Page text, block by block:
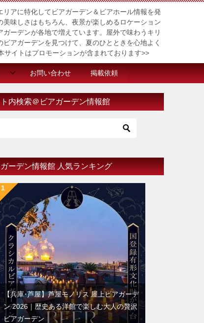
アに特化してビアガーデン＆ビアホール情報を発
味しさはもちろん、夜景が楽しめるロケーション
ーデンが各地で増えています。屋外で味わうキリ
アガーデンを見つけて、夏のひとときを心地よく
サイトはプロモーションが含まれております>>
お問い合わせ 掲載依頼
内検索＠ビアガーデン情報館
ーデン情報館 人気ランキング
【兵庫･芦屋】芦屋モノリス 屋上ビアガーデ
ン 2026｜歴史ある洋館で楽しむ大人の贅沢
ビアガーデン